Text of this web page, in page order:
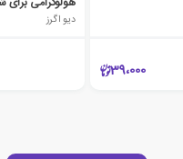
39،000
دیو اگرز